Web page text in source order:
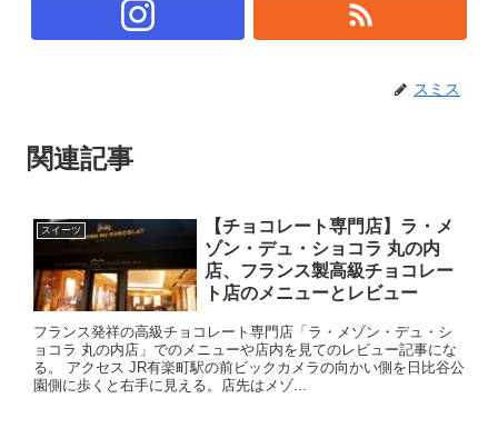
スミス
関連記事
スイーツ
【チョコレート専門店】ラ・メ
ゾン・デュ・ショコラ 丸の内
店、フランス製高級チョコレー
ト店のメニューとレビュー
フランス発祥の高級チョコレート専門店「ラ・メゾン・デュ・シ
ョコラ 丸の内店」でのメニューや店内を見てのレビュー記事にな
る。 アクセス JR有楽町駅の前ビックカメラの向かい側を日比谷公
園側に歩くと右手に見える。店先はメゾ...